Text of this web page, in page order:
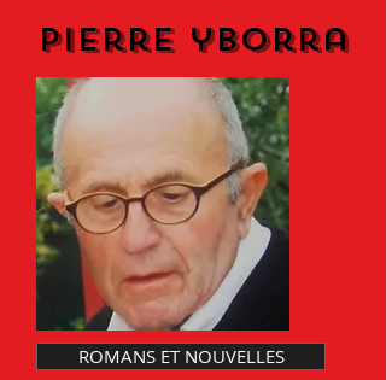
pierre yborra
ROMANS ET NOUVELLES